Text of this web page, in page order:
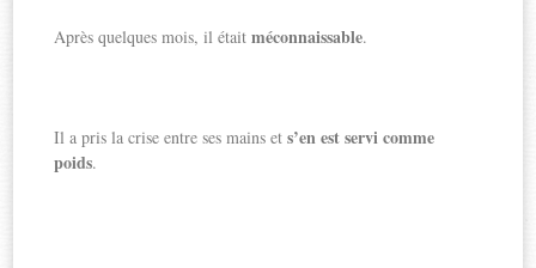
Après quelques mois, il étaitméconnaissable.
Il a pris la crise entre ses mains ets’en est servi comme
poids.